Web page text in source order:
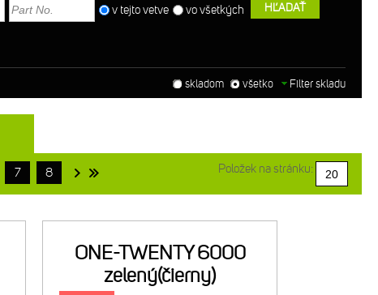
v tejto vetve
vo všetkých HĽADAŤ
Filter skladu
skladom všetko
Položek na stránku:
7 8
ONE-TWENTY 6000
zelený(čierny)